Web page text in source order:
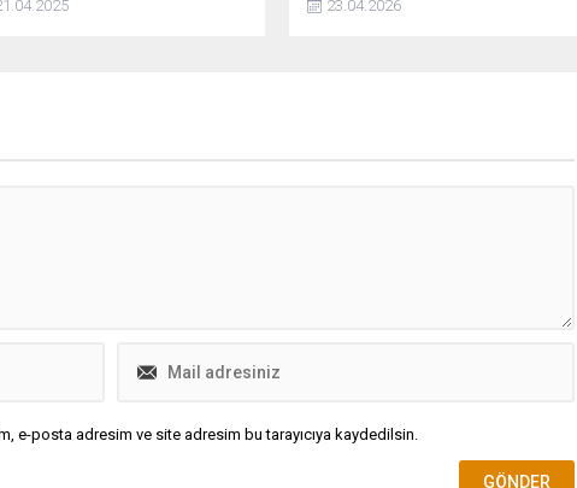
ve oğlu Erkam Yıldırım'la ilgili
gecikme ortalama 4 ila 11 yılı
yaklaşımını yeniden ele alıyor....
23.04.2026
e-posta adresim ve site adresim bu tarayıcıya kaydedilsin.